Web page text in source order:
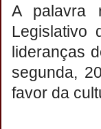
A palavra
Legislativo
lideranças
segunda,
favor da